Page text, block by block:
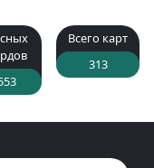
Всего карт
313